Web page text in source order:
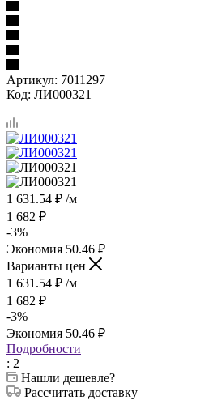
Артикул: 7011297
Код: ЛИ000321
1 631.54 ₽ /м
1 682 ₽
-3%
Экономия 50.46 ₽
Варианты цен
1 631.54 ₽ /м
1 682 ₽
-3%
Экономия 50.46 ₽
Подробности
: 2
Нашли дешевле?
Рассчитать доставку